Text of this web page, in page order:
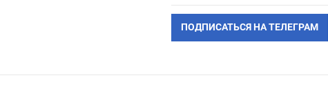
ПОДПИСАТЬСЯ НА ТЕЛЕГРАМ